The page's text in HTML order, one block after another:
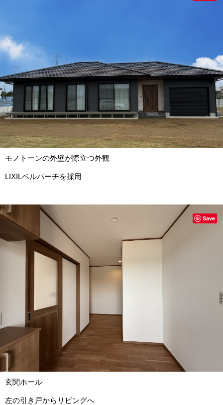
モノトーンの外壁が際立つ外観
LIXILベルパーチを採用
玄関ホール
左の引き戸からリビングへ
Save